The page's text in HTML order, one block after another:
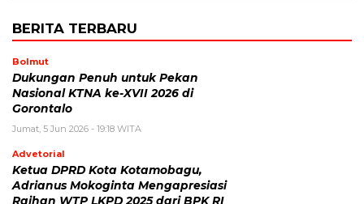
BERITA TERBARU
Bolmut
Dukungan Penuh untuk Pekan
Nasional KTNA ke-XVII 2026 di
Gorontalo
Jumat, 5 Jun 2026 - 19:18 WITA
Advetorial
Ketua DPRD Kota Kotamobagu,
Adrianus Mokoginta Mengapresiasi
Raihan WTP LKPD 2025 dari BPK RI